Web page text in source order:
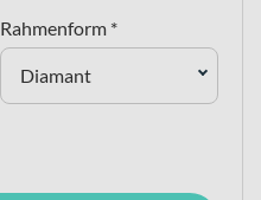
Rahmenform *
Diamant